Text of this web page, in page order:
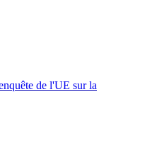
de l'UE sur la